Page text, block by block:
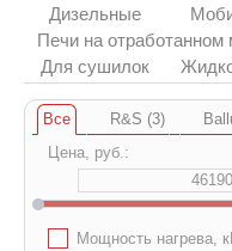
Дизельные
Печи на отработанном
Для сушилок
Все R&S (3)
Цена, руб.:
Мощность нагрева,